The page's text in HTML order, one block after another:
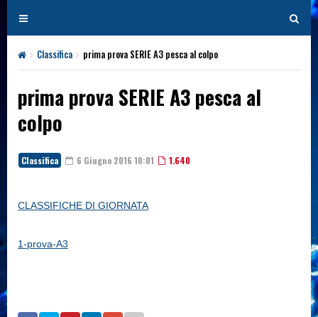
T
o
g
g
e
n
a
v
i
a
i
T
o
g
Classifica prima prova SERIE A3 pesca al colpo
prima prova SERIE A3 pesca al
colpo
Classifica 6 Giugno 2016 10:01 1.640
CLASSIFICHE DI GIORNATA
1-prova-A3